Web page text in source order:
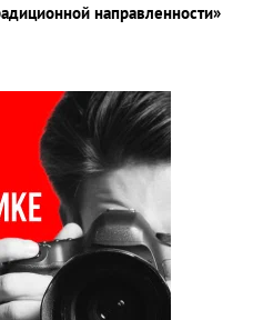
направленности»